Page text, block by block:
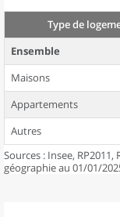
Type de
Ensemble
Maisons
Appartements
Autres
Sources : Insee,
géographie au 01/01/